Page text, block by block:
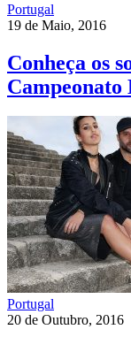
Portugal
19 de Maio, 2016
Conheça os
Campeonato
Portugal
20 de Outubro, 2016